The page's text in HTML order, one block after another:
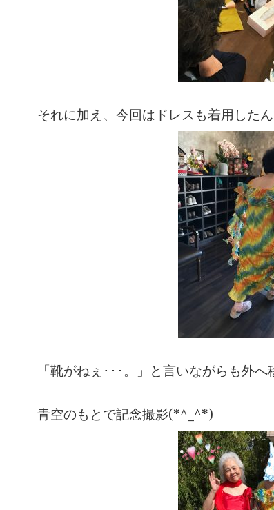
それに加え、今回はドレスも着用した
「靴がねぇ･･･。」と言いながらも外へ
青空のもとで記念撮影(*^_^*)